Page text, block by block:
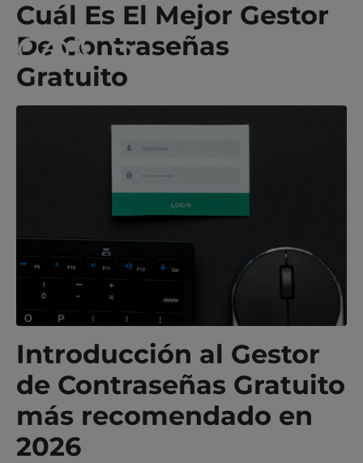
Cuál Es El Mejor Gestor
De Contraseñas
Gratuito
Introducción al Gestor
de Contraseñas Gratuito
más recomendado en
2026